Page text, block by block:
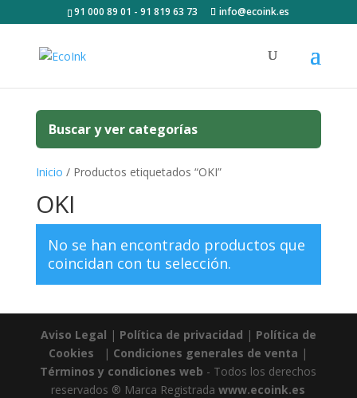
91 000 89 01 - 91 819 63 73 info@ecoink.es
Buscar y ver categorías
Inicio / Productos etiquetados “OKI”
OKI
No se han encontrado productos que
coincidan con tu selección.
Aviso Legal | Política de privacidad | Política de
Cookies | Condiciones generales de venta |
Términos y condiciones web - Todos los derechos
reservados ® Marca Registradawww.ecoink.es